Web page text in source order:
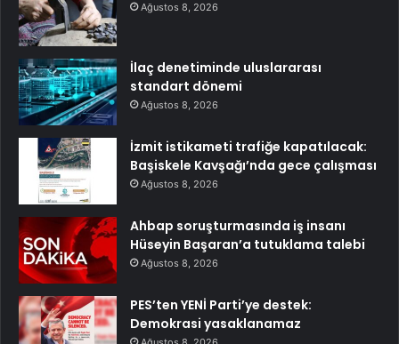
Ağustos 8, 2026
İlaç denetiminde uluslararası
standart dönemi
Ağustos 8, 2026
İzmit istikameti trafiğe kapatılacak:
Başiskele Kavşağı’nda gece çalışması
Ağustos 8, 2026
Ahbap soruşturmasında iş insanı
Hüseyin Başaran’a tutuklama talebi
Ağustos 8, 2026
PES’ten YENİ Parti’ye destek:
Demokrasi yasaklanamaz